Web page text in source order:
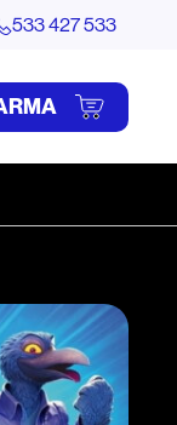
533 427 533